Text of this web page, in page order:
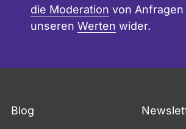
die Moderation von Anfragen
unseren Werten wider.
Blog